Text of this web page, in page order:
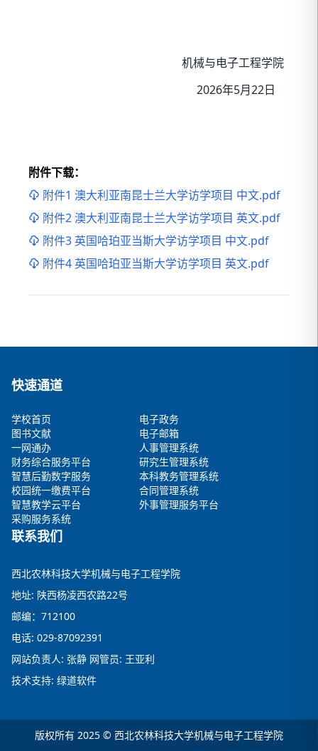
机械与电子工程学院
2026年5月22日
附件下载：
附件1 澳大利亚南昆士兰大学访学项目 中文.pdf
附件2 澳大利亚南昆士兰大学访学项目 英文.pdf
附件3 英国哈珀亚当斯大学访学项目 中文.pdf
附件4 英国哈珀亚当斯大学访学项目 英文.pdf
快速通道
学校首页
电子政务
图书文献
电子邮箱
一网通办
人事管理系统
财务综合服务平台
研究生管理系统
智慧后勤数字服务
本科教务管理系统
校园统一缴费平台
合同管理系统
智慧教学云平台
外事管理服务平台
采购服务系统
联系我们
西北农林科技大学机械与电子工程学院
地址: 陕西杨凌西农路22号
邮编：712100
电话: 029-87092391
网站负责人: 张静 网管员: 王亚利
技术支持: 绿道软件
版权所有 2025 © 西北农林科技大学机械与电子工程学院